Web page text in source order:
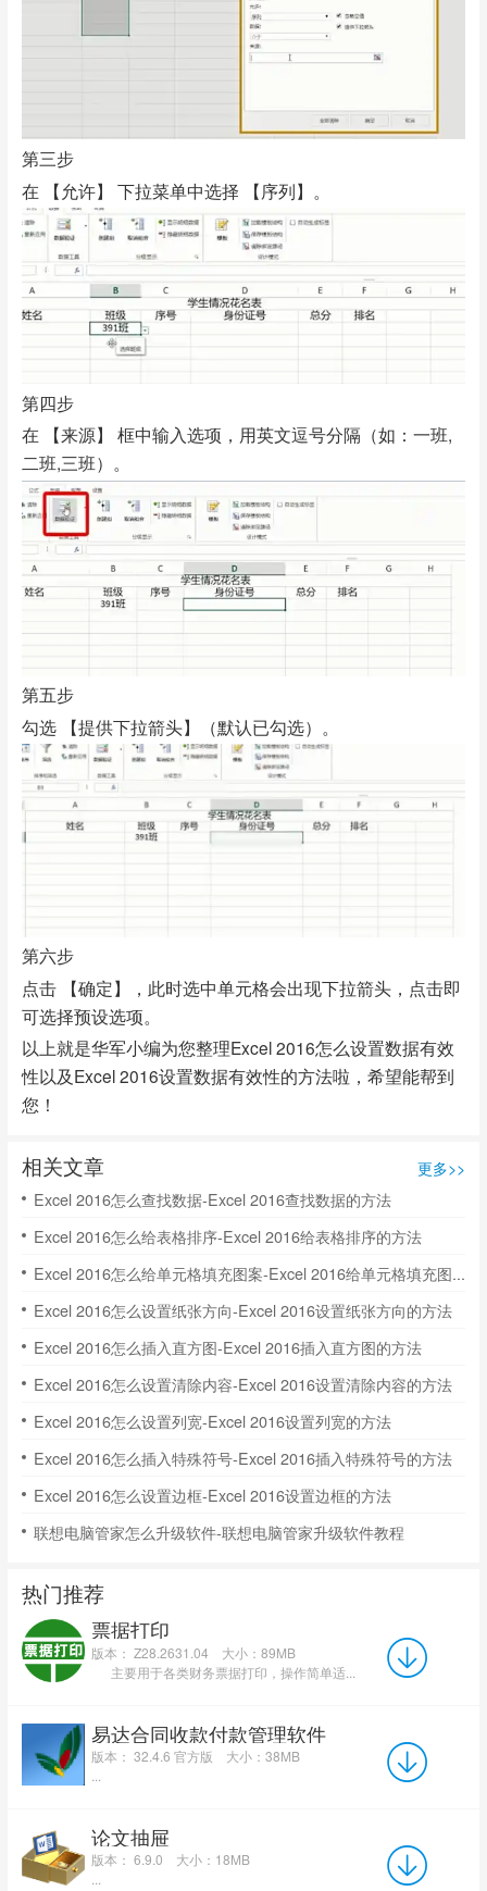
第三步
在 【允许】 下拉菜单中选择 【序列】。
第四步
在 【来源】 框中输入选项，用英文逗号分隔（如：一班,
二班,三班）。
第五步
勾选 【提供下拉箭头】（默认已勾选）。
第六步
点击 【确定】，此时选中单元格会出现下拉箭头，点击即
可选择预设选项。
以上就是华军小编为您整理Excel 2016怎么设置数据有效
性以及Excel 2016设置数据有效性的方法啦，希望能帮到
您！
相关文章
更多>>
Excel 2016怎么查找数据-Excel 2016查找数据的方法
Excel 2016怎么给表格排序-Excel 2016给表格排序的方法
Excel 2016怎么给单元格填充图案-Excel 2016给单元格填充图案的方法
Excel 2016怎么设置纸张方向-Excel 2016设置纸张方向的方法
Excel 2016怎么插入直方图-Excel 2016插入直方图的方法
Excel 2016怎么设置清除内容-Excel 2016设置清除内容的方法
Excel 2016怎么设置列宽-Excel 2016设置列宽的方法
Excel 2016怎么插入特殊符号-Excel 2016插入特殊符号的方法
Excel 2016怎么设置边框-Excel 2016设置边框的方法
联想电脑管家怎么升级软件-联想电脑管家升级软件教程
热门推荐
票据打印
版本： Z28.2631.04
大小：89MB
主要用于各类财务票据打印，操作简单适...
易达合同收款付款管理软件
版本： 32.4.6 官方版
大小：38MB
论文抽屉
版本： 6.9.0
大小：18MB
...